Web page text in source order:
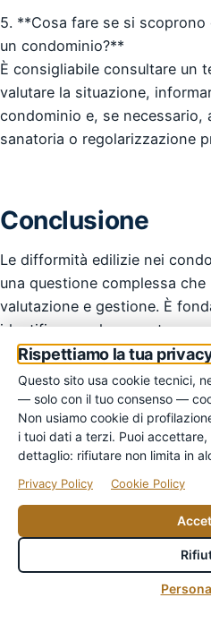
5. **Cosa fare se si
un condominio?**
È consigliabile consultare un
valutare la situazione,
condominio e, se necessario,
sanatoria o regolarizzazione
Conclusione
Le difformità edilizie nei
una questione complessa che
valutazione e gestione. È
identificare e documentare
difformità esistenti, spesso
tecnico qualificato.
verificare la possibilità di
attraverso le procedure
vigente, come la richiesta di
consenso dell’assemblea
se le difformità incidono sulle
importante agire
sanzioni e complicazioni
consultare un legale esperto
Rispettiamo la tua
Questo sito usa cookie tecnici,
— solo con il tuo consenso —
Non usiamo cookie di
i tuoi dati a terzi. Puoi
dettaglio: rifiutare non limita in
Privacy Policy Cookie Policy